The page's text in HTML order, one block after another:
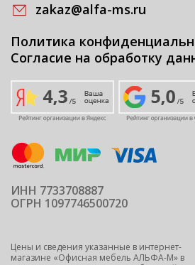
zakaz@alfa-ms.ru
Политика
Согласие на обработку
ИНН 7733708887
ОГРН 1097746500720
Цены и сведения указанные в интернет-
магазине «Офисная мебель АЛЬФА-М» в